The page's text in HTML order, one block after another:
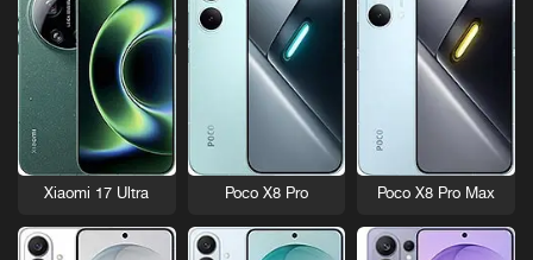
Poco X8 Pro Max
Poco X8 Pro
Xiaomi 17 Ultra